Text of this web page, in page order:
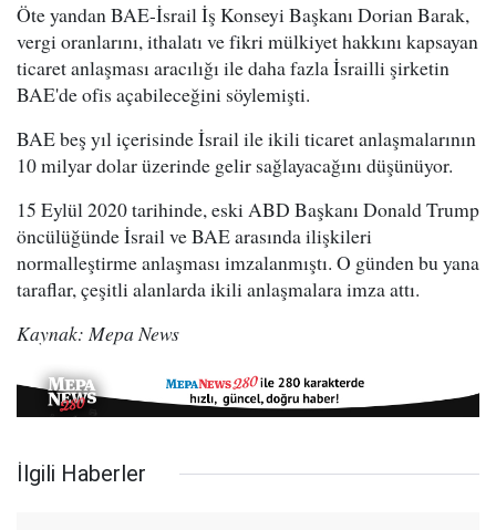
Öte yandan BAE-İsrail İş Konseyi Başkanı Dorian Barak,
vergi oranlarını, ithalatı ve fikri mülkiyet hakkını kapsayan
ticaret anlaşması aracılığı ile daha fazla İsrailli şirketin
BAE'de ofis açabileceğini söylemişti.
BAE beş yıl içerisinde İsrail ile ikili ticaret anlaşmalarının
10 milyar dolar üzerinde gelir sağlayacağını düşünüyor.
15 Eylül 2020 tarihinde, eski ABD Başkanı Donald Trump
öncülüğünde İsrail ve BAE arasında ilişkileri
normalleştirme anlaşması imzalanmıştı. O günden bu yana
taraflar, çeşitli alanlarda ikili anlaşmalara imza attı.
Kaynak: Mepa News
İlgili Haberler